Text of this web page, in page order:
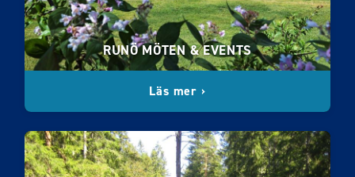
RUNÖ MÖTEN & EVENTS
Läs mer ›